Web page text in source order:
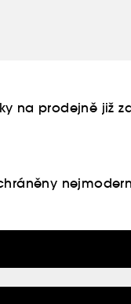
na prodejně již